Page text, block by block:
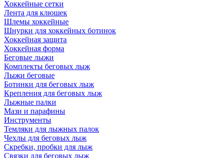
Хоккейные сетки
Лента для клюшек
Шлемы хоккейные
Шнурки для хоккейных ботинок
Хоккейная защита
Хоккейная форма
Беговые лыжи
Комплекты беговых лыж
Лыжи беговые
Ботинки для беговых лыж
Крепления для беговых лыж
Лыжные палки
Мази и парафины
Инструменты
Темляки для лыжных палок
Чехлы для беговых лыж
Скребки, пробки для лыж
Связки для беговых лыж